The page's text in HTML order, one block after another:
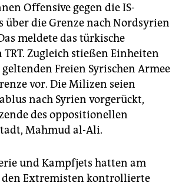
Offensive gegen die IS-
über die Grenze nach Nordsyrien
meldete das türkische
TRT. Zugleich stießen Einheiten
Freien Syrischen Armee
vor. Die Milizen seien
nach Syrien vorgerückt,
des oppositionellen
Mahmud al-Ali.
und Kampfjets hatten am
den Extremisten kontrollierte